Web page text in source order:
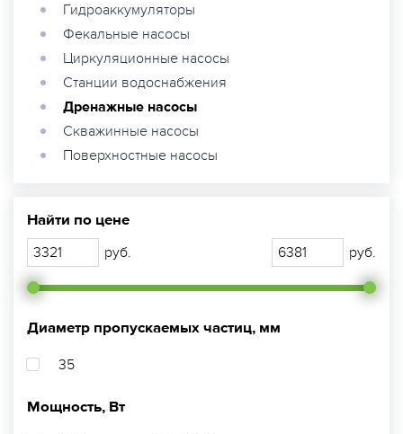
Гидроаккумуляторы
Фекальные насосы
Циркуляционные насосы
Станции водоснабжения
Дренажные насосы
Скважинные насосы
Поверхностные насосы
Найти по цене
руб. руб.
Диаметр пропускаемых частиц, мм
35
Мощность, Вт